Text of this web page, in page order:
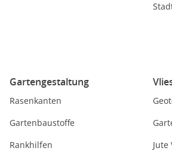
Gartengestaltung
Rasenkanten
Gartenbaustoffe
Rankhilfen
Jute